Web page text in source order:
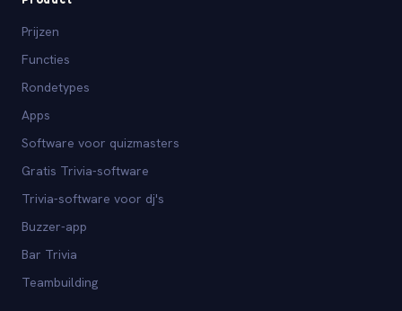
Prijzen
Functies
Rondetypes
Apps
Software voor quizmasters
Gratis Trivia-software
Trivia-software voor dj's
Buzzer-app
Bar Trivia
Teambuilding